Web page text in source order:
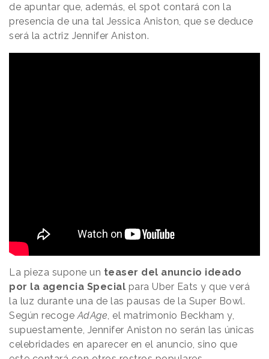
de apuntar que, además, el spot contará con la
presencia de una tal Jessica Aniston, que se deduce
será la actriz Jennifer Aniston.
La pieza supone un teaser del anuncio ideado
por la agencia Special para Uber Eats y que verá
la luz durante una de las pausas de la Super Bowl.
Según recoge AdAge , el matrimonio Beckham y,
supuestamente, Jennifer Aniston no serán las únicas
celebridades en aparecer en el anuncio, sino que